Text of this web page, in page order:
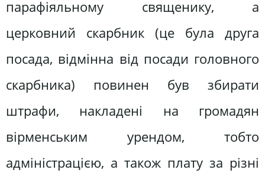
парафіяльному священику, а
церковний скарбник (це була друга
посада, відмінна від посади головного
скарбника) повинен був збирати
штрафи, накладені на громадян
вірменським урендом, тобто
адміністрацією, а також плату за різні